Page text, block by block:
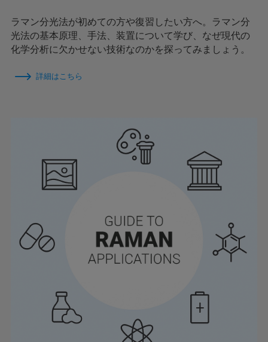
ラマン分光法が初めての方や復習したい方へ。ラマン分
光法の基本原理、手法、装置について学び、なぜ現代の
化学分析に欠かせない技術なのかを探ってみましょう。
詳細はこちら